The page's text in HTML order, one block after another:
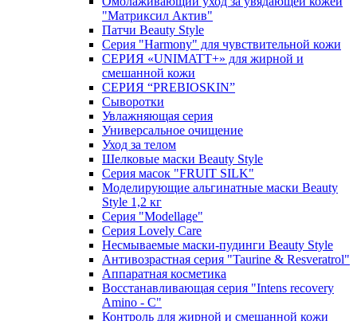
"Матриксил Актив"
Патчи Beauty Style
Серия "Harmony" для чувствительной кожи
СЕРИЯ «UNIMATT+» для жирной и
смешанной кожи
СЕРИЯ “PREBIOSKIN”
Сыворотки
Увлажняющая серия
Универсальное очищение
Уход за телом
Шелковые маски Beauty Style
Серия масок "FRUIT SILK"
Моделирующие альгинатные маски Beauty
Style 1,2 кг
Серия "Modellage"
Cерия Lovely Care
Несмываемые маски-пудинги Beauty Style
Антивозрастная серия "Taurine & Resveratrol"
Аппаратная косметика
Восстанавливающая серия "Intens recovery
Amino - C"
Контроль для жирной и смешанной кожи